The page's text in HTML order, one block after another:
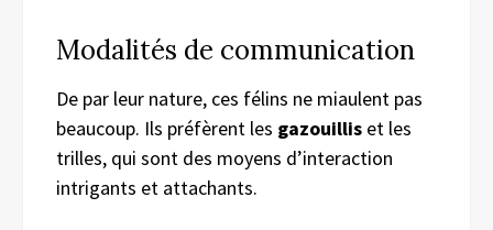
Modalités de communication
De par leur nature, ces félins ne miaulent pas
beaucoup. Ils préfèrent les gazouillis et les
trilles, qui sont des moyens d’interaction
intrigants et attachants.